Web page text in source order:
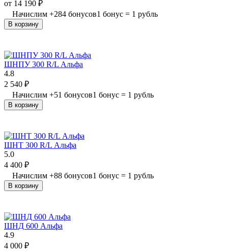
от 14 190 ₽
Начислим +284 бонусов1 бонус = 1 рубль
В корзину
ШНПУ 300 R/L Альфа
4.8
2 540 ₽
Начислим +51 бонусов1 бонус = 1 рубль
В корзину
ШНТ 300 R/L Альфа
5.0
4 400 ₽
Начислим +88 бонусов1 бонус = 1 рубль
В корзину
ШНД 600 Альфа
4.9
4 000 ₽